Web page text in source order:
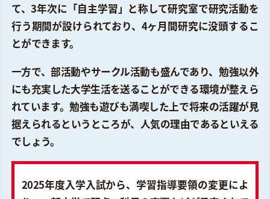
て、3年次に「自主学習」と称して研究室で研究活動を
行う期間が設けられており、4ヶ月間研究に没頭するこ
とができます。
一方で、部活動やサークル活動も盛んであり、勉強以外
にも充実した大学生活を送ることができる環境が整えら
れています。勉強も遊びも満喫した上で将来の活躍が見
据えられるというところが、人気の理由であるといえる
でしょう。
2025年度入学入試から、学習指導要領の変更によ